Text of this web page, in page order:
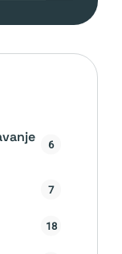
6
7
18